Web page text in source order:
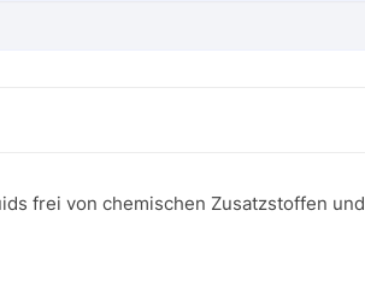
frei von chemischen Zusatzstoffen und